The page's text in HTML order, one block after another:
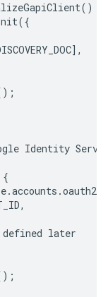
{
Identity
later